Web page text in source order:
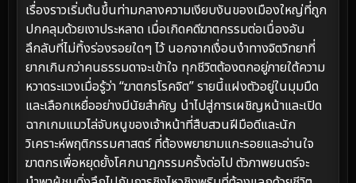
เรื่องราวเริ่มต้นขึ้นท่ามกลางความเงียบงันของเมืองใหญ่ที่ถูก
ปกคลุมด้วยเงาประหลาด เมื่อเกิดคดีฆาตกรรมต่อเนื่องอัน
ลึกลับที่ไม่ทิ้งร่องรอยใดๆ ไว้ นอกจากเงื่อนงำทางจิตวิทยาที่
ยากเกินกว่าคนธรรมดาจะเข้าใจ ทุกชีวิตต้องตกอยู่ภายใต้ความ
หวาดระแวงเมื่อรู้ว่า “ฆาตกรโรคจิต” รายนี้แฝงตัวอยู่ในมุมมืด
และเลือกเหยื่ออย่างมีนัยสำคัญ นำไปสู่การเผชิญหน้าและเปิด
ฉากเกมแมวไล่จับหนูของเจ้าหน้าที่สืบสวนฝีมือดีและนัก
วิเคราะห์พฤติกรรมศาสตร์ ที่ต้องพยายามแกะรอยและอ่านใจ
ฆาตกรเพื่อหยุดยั้งโศกนาฏกรรมครั้งต่อไป ตัวภาพยนตร์จะ